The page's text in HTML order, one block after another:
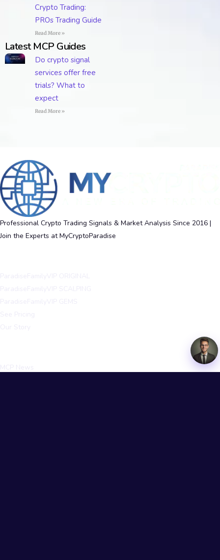
Crypto Trading:
PROs Trading Guide
Read More »
Latest MCP Guides
Do crypto signal
services offer free
trials? What to
expect
Read More »
Professional Crypto Trading Signals & Market Analysis Since 2016 |
Join the Experts at MyCryptoParadise